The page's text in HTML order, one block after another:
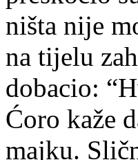
ništa nije
na tijelu
dobacio:
Ćoro kaže
majku.